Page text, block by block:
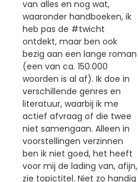
van alles en nog wat,
waaronder handboeken, ik
heb pas de #twicht
ontdekt, maar ben ook
bezig aan een lange roman
(een van ca. 150.000
woorden is al af). Ik doe in
verschillende genres en
literatuur, waarbij ik me
actief afvraag of die twee
niet samengaan. Alleen in
voorstellingen verzinnen
ben ik niet goed, het heeft
voor mij de lading van, afijn,
zie topictitel. Niet zo handig